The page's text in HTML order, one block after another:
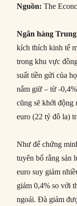
Nguồn: The
Ngân hàng
kích thích kinh tế
trong khu vực
suất tiền gửi của
nắm giữ – từ -
cũng sẽ khởi
euro (22 tỷ đô la)
Như để chứng
tuyên bố rằng sản
euro suy giảm
giảm 0,4% so với
ngoái. Đà giảm